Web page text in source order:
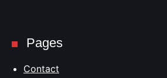
Pages
Contact